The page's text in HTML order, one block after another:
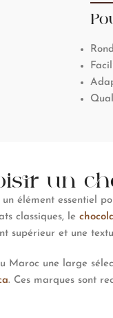
un
un élément essentiel
classiques, le
supérieur et une
Maroc une large
. Ces marques sont